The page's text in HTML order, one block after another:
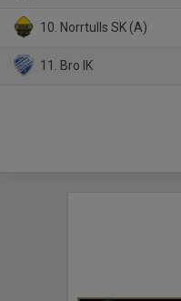
10. Norrtulls SK (A)
11. Bro IK